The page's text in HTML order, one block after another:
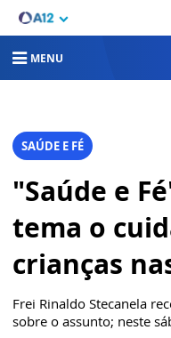
MENU
SAÚDE E FÉ
"Saúde e
tema o
crianças
Frei Rinaldo Stecanela
sobre o assunto; neste